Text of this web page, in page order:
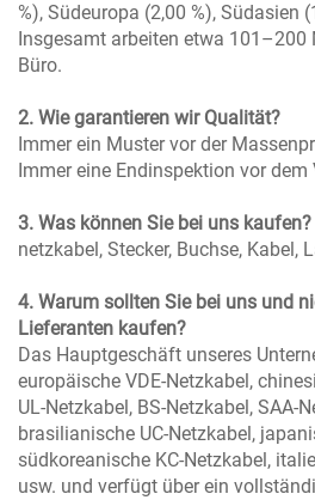
%), Südeuropa (2,00 %), Südasien
Insgesamt arbeiten etwa 101–200
Büro.
2. Wie garantieren wir Qualität?
Immer ein Muster vor der
Immer eine Endinspektion vor dem
3. Was können Sie bei uns kaufen?
netzkabel, Stecker, Buchse, Kabel,
4. Warum sollten Sie bei uns und
Lieferanten kaufen?
Das Hauptgeschäft unseres
europäische VDE-Netzkabel,
UL-Netzkabel, BS-Netzkabel, SAA-
brasilianische UC-Netzkabel,
südkoreanische KC-Netzkabel,
usw. und verfügt über ein